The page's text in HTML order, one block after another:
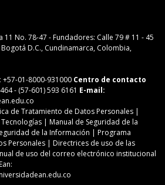
11 No. 78-47 -Fundadores: Calle 79 # 11 - 45
Bogotá D.C., Cundinamarca, Colombia,
+57-01-8000-931000 Centro de contacto
- (57-601) 593 6161 E-mail:
de Tratamiento de Datos Personales |
| Manual de Seguridad de la
de la Información | Programa
Personales | Directrices de uso de las
de uso del correo electrónico institucional